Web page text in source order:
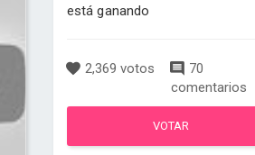
está ganando
2,369 votos
70
comentarios
VOTAR